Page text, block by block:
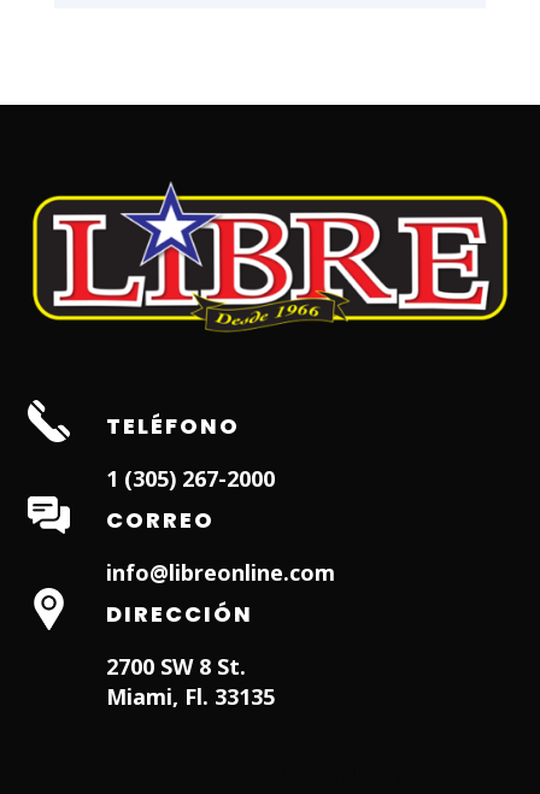
TELÉFONO
1 (305) 267-2000
CORREO
info@libreonline.com
DIRECCIÓN
2700 SW 8 St.
Miami, Fl. 33135